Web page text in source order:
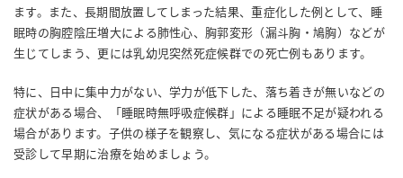
ます。また、長期間放置してしまった結果、重症化した例として、睡
眠時の胸腔陰圧増大による肺性心、胸郭変形（漏斗胸・鳩胸）などが
生じてしまう、更には乳幼児突然死症候群での死亡例もあります。
特に、日中に集中力がない、学力が低下した、落ち着きが無いなどの
症状がある場合、「睡眠時無呼吸症候群」による睡眠不足が疑われる
場合があります。子供の様子を観察し、気になる症状がある場合には
受診して早期に治療を始めましょう。